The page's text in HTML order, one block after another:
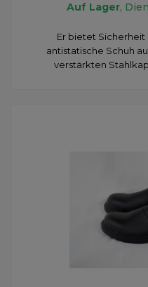
Auf Lager,
Er bietet
antistatische Schuh
verstärkten